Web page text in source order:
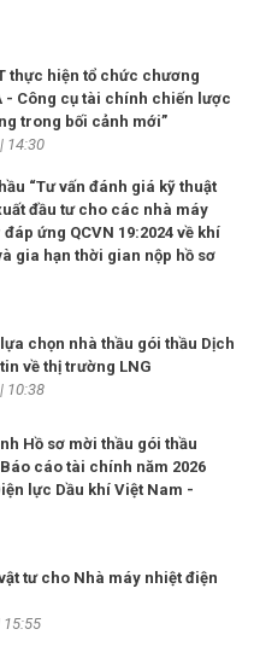
thực hiện tổ chức chương
- Công cụ tài chính chiến lược
trong bối cảnh mới”
14:30
“Tư vấn đánh giá kỹ thuật
đầu tư cho các nhà máy
ứng QCVN 19:2024 về khí
gia hạn thời gian nộp hồ sơ
chọn nhà thầu gói thầu Dịch
về thị trường LNG
10:38
Hồ sơ mời thầu gói thầu
cáo tài chính năm 2026
lực Dầu khí Việt Nam -
tư cho Nhà máy nhiệt điện